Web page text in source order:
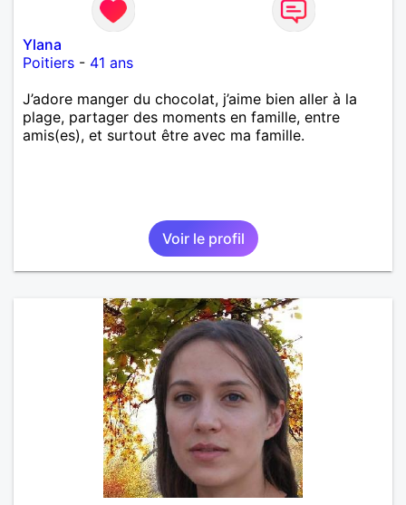
Ylana
Poitiers - 41 ans
J’adore manger du chocolat, j’aime bien aller à la
plage, partager des moments en famille, entre
amis(es), et surtout être avec ma famille.
Voir le profil